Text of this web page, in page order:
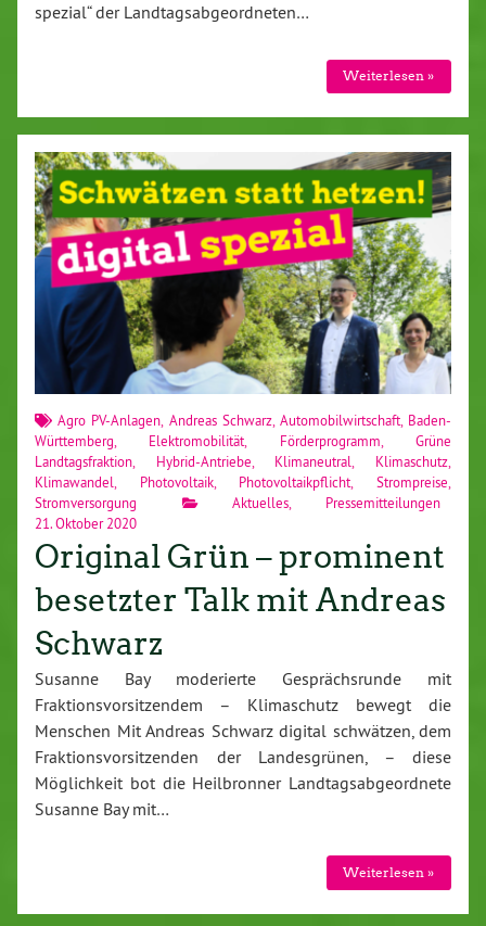
spezial“ der Landtagsabgeordneten…
Weiterlesen »
Agro PV-Anlagen, Andreas Schwarz, Automobilwirtschaft, Baden-
Württemberg, Elektromobilität, Förderprogramm,Grüne
Landtagsfraktion, Hybrid-Antriebe, Klimaneutral, Klimaschutz,
Klimawandel, Photovoltaik, Photovoltaikpflicht,Strompreise,
Stromversorgung
Aktuelles, Pressemitteilungen
21. Oktober 2020
Original Grün – prominent
besetzter Talk mit Andreas
Schwarz
Susanne Bay moderierte Gesprächsrunde mit
Fraktionsvorsitzendem – Klimaschutz bewegt die
Menschen Mit Andreas Schwarz digital schwätzen, dem
Fraktionsvorsitzenden der Landesgrünen, – diese
Möglichkeit bot die Heilbronner Landtagsabgeordnete
Susanne Bay mit…
Weiterlesen »